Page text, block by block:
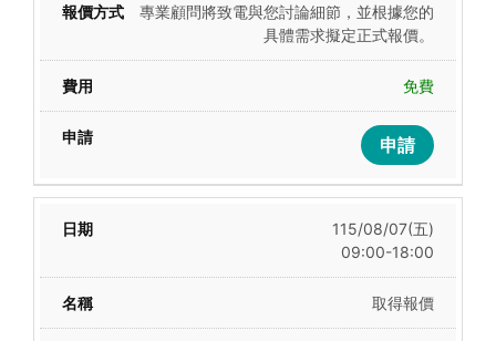
專業顧問將致電與您討論細節，並根據您的
具體需求擬定正式報價。
免費
申請
115/08/07(五)
09:00-18:00
取得報價